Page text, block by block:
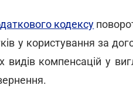
кодексу
у користування за
компенсацій у